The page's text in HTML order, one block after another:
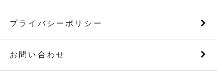
プライバシーポリシー
お問い合わせ